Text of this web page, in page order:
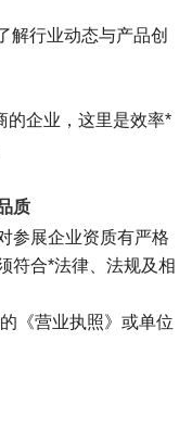
解行业动态与产品创
的企业，这里是效率*
质
参展企业资质有严格
符合*法律、法规及相
《营业执照》或单位